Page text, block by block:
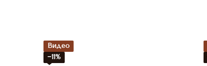
Видео
−11%